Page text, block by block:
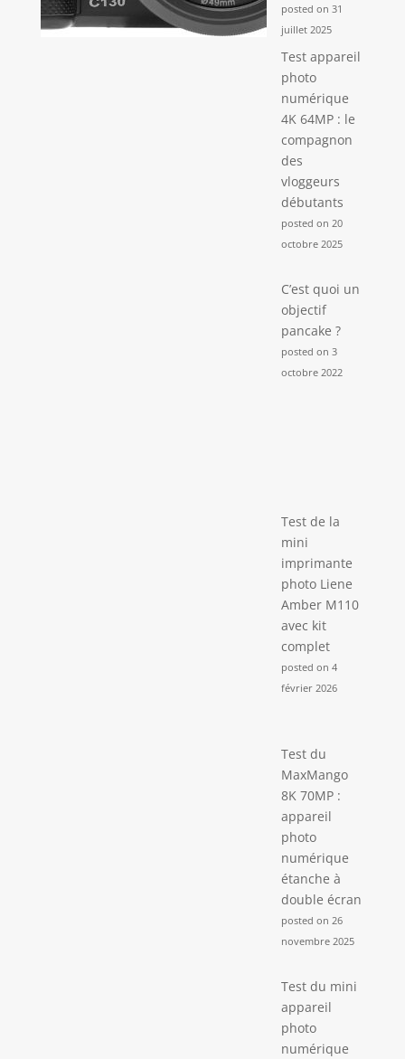
simple la rend
facile à utiliser et à
contrôler, ce qui
en fait un excellent
cadeau pour les
adolescents, les
amis, les membres
de la famille et les
débutants. De
plus, nous offrons
une garantie sans
souci d'un an. Si
des problèmes lors
de l'utilisation de
l'appareil photo
n'hésitez pas à
nous contacter.
posted on 31
juillet 2025
Test appareil
photo
numérique
4K 64MP : le
compagnon
des
vloggeurs
débutants
posted on 20
octobre 2025
C’est quoi un
objectif
pancake ?
posted on 3
octobre 2022
Test de la
mini
imprimante
photo Liene
Amber M110
avec kit
complet
posted on 4
février 2026
Test du
MaxMango
8K 70MP :
appareil
photo
numérique
étanche à
double écran
posted on 26
novembre 2025
Test du mini
appareil
photo
numérique